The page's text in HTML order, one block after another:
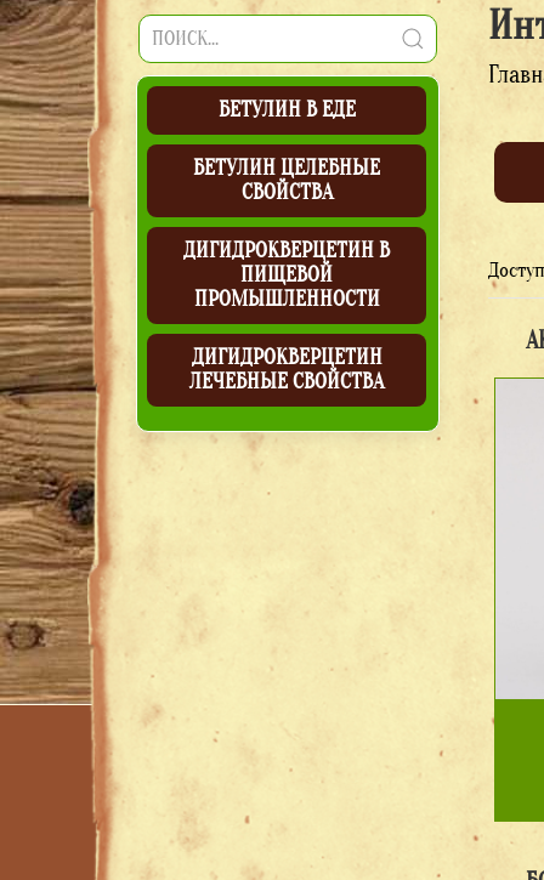
БЕТУЛИН В ЕДЕ
БЕТУЛИН ЦЕЛЕБНЫЕ
СВОЙСТВА
ДИГИДРОКВЕРЦЕТИН В
ПИЩЕВОЙ
ПРОМЫШЛЕННОСТИ
ДИГИДРОКВЕРЦЕТИН
ЛЕЧЕБНЫЕ СВОЙСТВА